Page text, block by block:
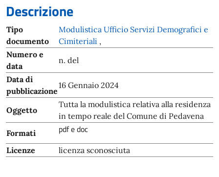
Descrizione
Tipo
documento
Modulistica Ufficio Servizi Demografici e
Cimiteriali ,
Numero e
data
n. del
Data di
pubblicazione
16 Gennaio 2024
Oggetto
Tutta la modulistica relativa alla residenza
in tempo reale del Comune di Pedavena
Formati
pdf e doc
Licenze licenza sconosciuta